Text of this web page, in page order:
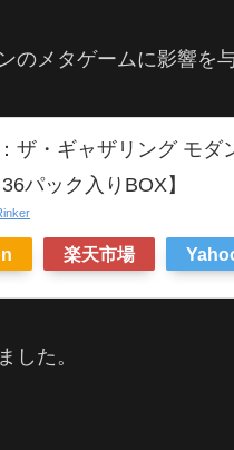
のメタゲームに影響を
ザ・ギャザリング モダ
パック入りBOX】
楽天市場
した。